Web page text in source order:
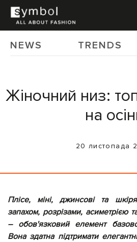
NEWS TRENDS
Жіночний низ:
на
20 листопада
Плісе, міні, джинсові та
запахом, розрізами, асиметрією
– обов'язковий елемент
Вона здатна підтримати